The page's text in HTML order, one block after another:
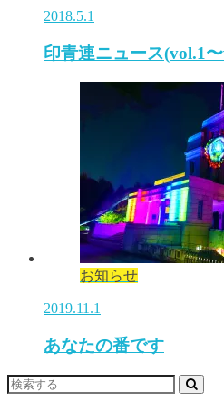
2018.5.1
印青連ニュース(vol.1
お知らせ
2019.11.1
あなたの番です